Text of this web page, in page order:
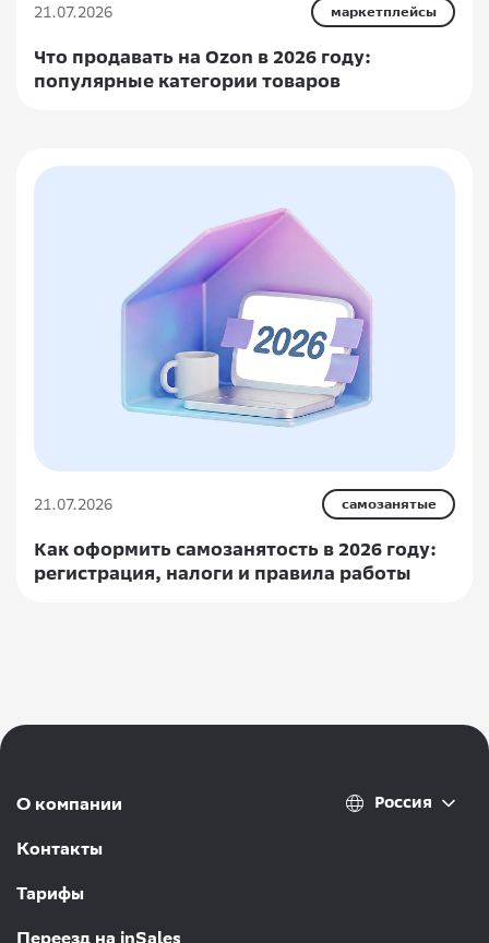
21.07.2026 маркетплейсы
Что продавать на Ozon в 2026 году:
популярные категории товаров
21.07.2026 самозанятые
Как оформить самозанятость в 2026 году:
регистрация, налоги и правила работы
О компании
Контакты
Тарифы
Переезд на inSales
Россия